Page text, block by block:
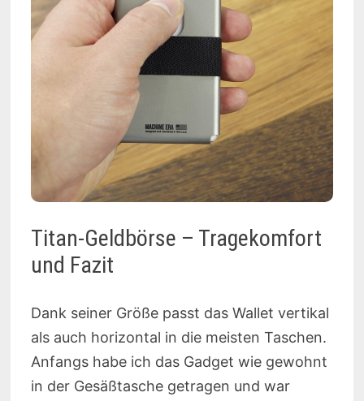
Titan-Geldbörse – Tragekomfort
und Fazit
Dank seiner Größe passt das Wallet vertikal
als auch horizontal in die meisten Taschen.
Anfangs habe ich das Gadget wie gewohnt
in der Gesäßtasche getragen und war